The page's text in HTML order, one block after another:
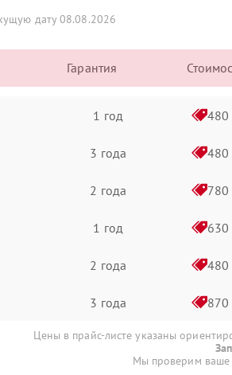
дату 08.08.2026
Гарантия
1 год 480
3 года 480
2 года 780
1 год 630
2 года 480
3 года 870
Цены в прайс-листе указаны
Мы проверим ваше